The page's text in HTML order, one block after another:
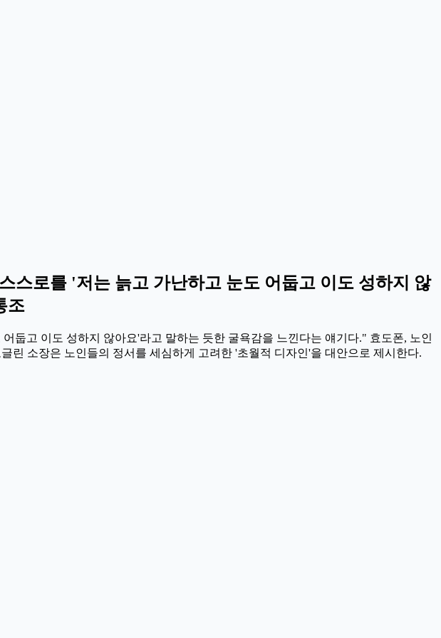
스로를 '저는 늙고 가난하고 눈도 어둡고 이도 성하지 않
조
둡고 이도 성하지 않아요'라고 말하는 듯한 굴욕감을 느낀다는 얘기다." 효도폰, 노인
린 소장은 노인들의 정서를 세심하게 고려한 '초월적 디자인'을 대안으로 제시한다.